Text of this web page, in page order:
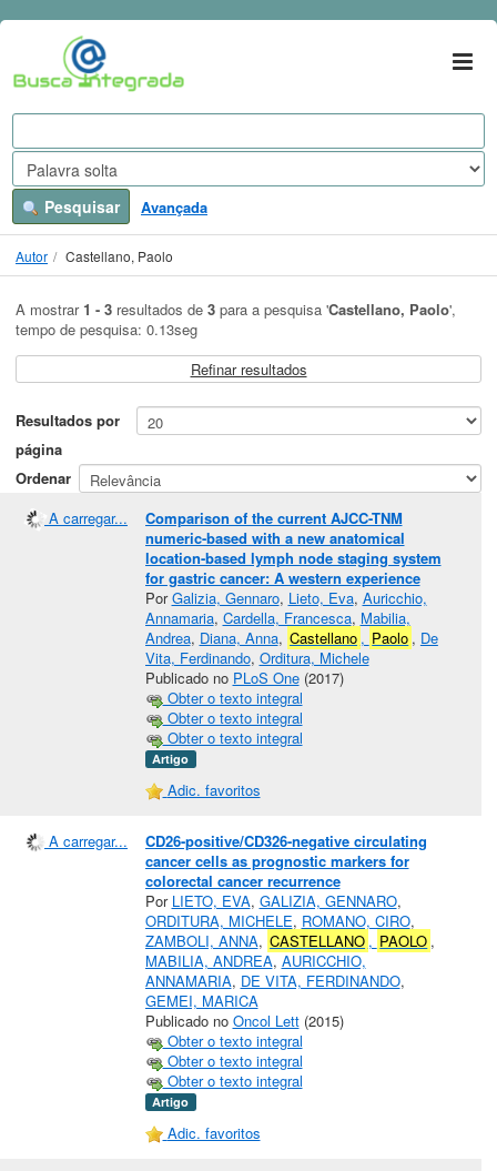
A mostrar
Ir para o conteúdo
VuFind
Pesquisar Avançada
Autor Castellano, Paolo
A mostrar 1 - 3 resultados de 3 para a pesquisa 'Castellano, Paolo',
tempo de pesquisa: 0.13seg
Refinar resultados
Resultados por
página
Ordenar
A carregar...
Comparison of the current AJCC-TNM
numeric-based with a new anatomical
location-based lymph node staging system
for gastric cancer: A western experience
PorGalizia, Gennaro, Lieto, Eva, Auricchio,
Annamaria, Cardella, Francesca, Mabilia,
Andrea, Diana, Anna, Castellano , Paolo , De
Vita, Ferdinando, Orditura, Michele
Publicado no PLoS One(2017)
Obter o texto integral
Obter o texto integral
Obter o texto integral
Artigo
Adic. favoritos
A carregar...
CD26-positive/CD326-negative circulating
cancer cells as prognostic markers for
colorectal cancer recurrence
Por LIETO, EVA, GALIZIA, GENNARO,
ORDITURA, MICHELE, ROMANO, CIRO,
ZAMBOLI, ANNA, CASTELLANO , PAOLO ,
MABILIA, ANDREA, AURICCHIO,
ANNAMARIA, DE VITA, FERDINANDO,
GEMEI, MARICA
Publicado no Oncol Lett(2015)
Obter o texto integral
Obter o texto integral
Obter o texto integral
Artigo
Adic. favoritos